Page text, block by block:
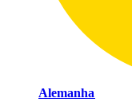
Alemanha​​